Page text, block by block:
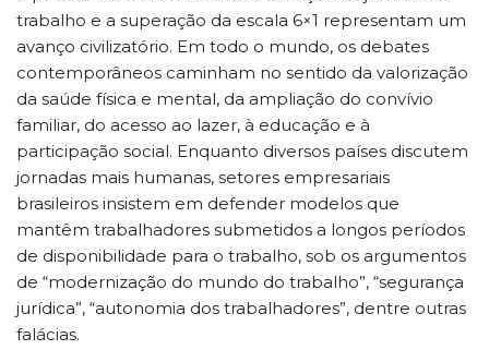
trabalho e a superação da escala 6×1 representam um
avanço civilizatório. Em todo o mundo, os debates
contemporâneos caminham no sentido da valorização
da saúde física e mental, da ampliação do convívio
familiar, do acesso ao lazer, à educação e à
participação social. Enquanto diversos países discutem
jornadas mais humanas, setores empresariais
brasileiros insistem em defender modelos que
mantêm trabalhadores submetidos a longos períodos
de disponibilidade para o trabalho, sob os argumentos
de “modernização do mundo do trabalho”, “segurança
jurídica”, “autonomia dos trabalhadores”, dentre outras
falácias.